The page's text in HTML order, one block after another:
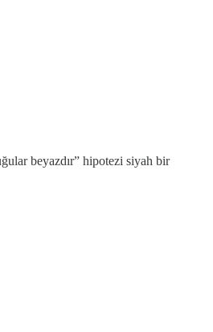
beyazdır” hipotezi siyah bir